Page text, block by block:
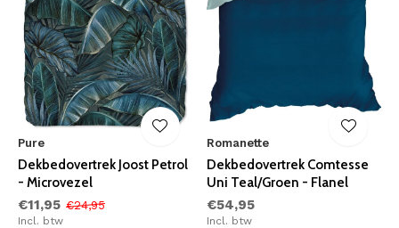
Pure
Dekbedovertrek Joost Petrol
- Microvezel
€11,95 €24,95
Incl. btw
Romanette
Dekbedovertrek Comtesse
Uni Teal/Groen - Flanel
€54,95
Incl. btw